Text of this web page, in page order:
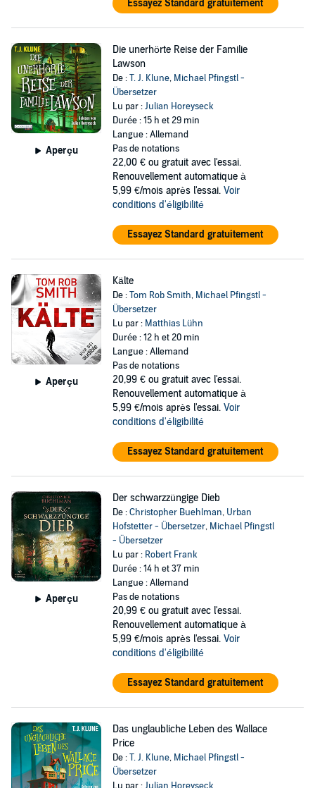
Essayez Standard gratuitement
Aperçu
Die unerhörte Reise der Familie
Lawson
De :T. J. Klune, Michael Pfingstl -
Übersetzer
Lu par :Julian Horeyseck
Durée : 15 h et 29 min
Langue : Allemand
Pas de notations
22,00 € ou gratuit avec l'essai.
Renouvellement automatique à
5,99 €/mois après l'essai. Voir
conditions d'éligibilité
Essayez Standard gratuitement
Aperçu
Kälte
De :Tom Rob Smith, Michael Pfingstl -
Übersetzer
Lu par : Matthias Lühn
Durée : 12 h et 20 min
Langue : Allemand
Pas de notations
20,99 € ou gratuit avec l'essai.
Renouvellement automatique à
5,99 €/mois après l'essai. Voir
conditions d'éligibilité
Essayez Standard gratuitement
Aperçu
Der schwarzzüngige Dieb
De :Christopher Buehlman, Urban
Hofstetter - Übersetzer, Michael Pfingstl
- Übersetzer
Lu par : Robert Frank
Durée : 14 h et 37 min
Langue : Allemand
Pas de notations
20,99 € ou gratuit avec l'essai.
Renouvellement automatique à
5,99 €/mois après l'essai. Voir
conditions d'éligibilité
Essayez Standard gratuitement
Das unglaubliche Leben des Wallace
Price
De :T. J. Klune, Michael Pfingstl -
Übersetzer